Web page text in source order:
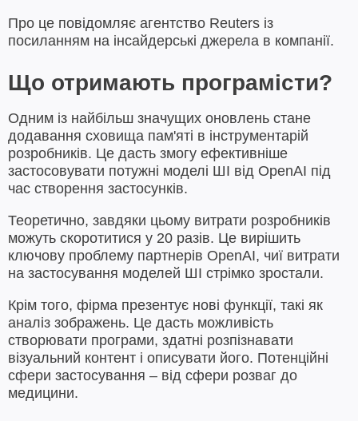
Про це повідомляє агентство Reuters із
посиланням на інсайдерські джерела в компанії.
Що отримають програмісти?
Одним із найбільш значущих оновлень стане
додавання сховища пам'яті в інструментарій
розробників. Це дасть змогу ефективніше
застосовувати потужні моделі ШІ від OpenAI під
час створення застосунків.
Теоретично, завдяки цьому витрати розробників
можуть скоротитися у 20 разів. Це вирішить
ключову проблему партнерів OpenAI, чиї витрати
на застосування моделей ШІ стрімко зростали.
Крім того, фірма презентує нові функції, такі як
аналіз зображень. Це дасть можливість
створювати програми, здатні розпізнавати
візуальний контент і описувати його. Потенційні
сфери застосування – від сфери розваг до
медицини.